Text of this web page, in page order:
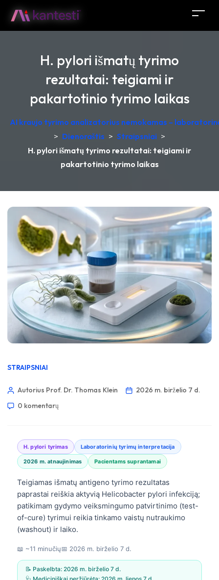
H. pylori išmatų tyrimo
rezultatai: teigiami ir
pakartotinio tyrimo laikas
AI kraujo tyrimo analizatorius nemokamas –
> Dienoraštis > Straipsniai >
H. pylori išmatų tyrimo rezultatai: teigiami ir
pakartotinio tyrimo laikas
STRAIPSNIAI
Autorius Prof. Dr. Thomas Klein
2026 m. birželio 7 d.
0 komentarų
H. pylori tyrimas Laboratorinių tyrimų interpretacija
2026 m. atnaujinimas Pacientams suprantamai
Teigiamas išmatų antigeno tyrimo rezultatas
paprastai reiškia aktyvią Helicobacter pylori infekciją;
patikimam gydymo veiksmingumo patvirtinimo (test-
of-cure) tyrimui reikia tinkamo vaistų nutraukimo
(washout) ir laiko.
📖 ~11 minučių📅 2026 m. birželio 7 d.
📝 Paskelbta: 2026 m. birželio 7 d.